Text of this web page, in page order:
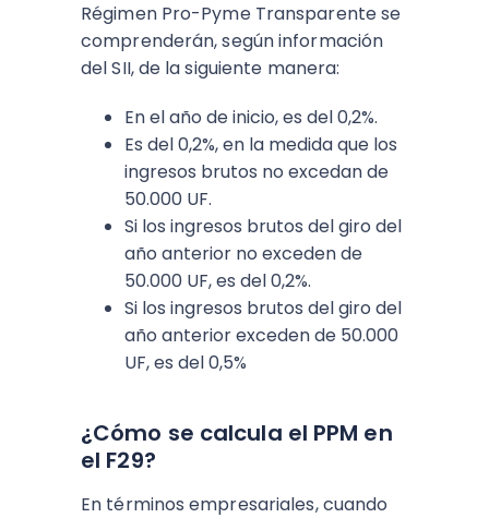
Régimen Pro-Pyme Transparente se
comprenderán, según información
del SII, de la siguiente manera:
En el año de inicio, es del 0,2%.
Es del 0,2%, en la medida que los
ingresos brutos no excedan de
50.000 UF.
Si los ingresos brutos del giro del
año anterior no exceden de
50.000 UF, es del 0,2%.
Si los ingresos brutos del giro del
año anterior exceden de 50.000
UF, es del 0,5%
¿Cómo se calcula el PPM en
el F29?
En términos empresariales, cuando